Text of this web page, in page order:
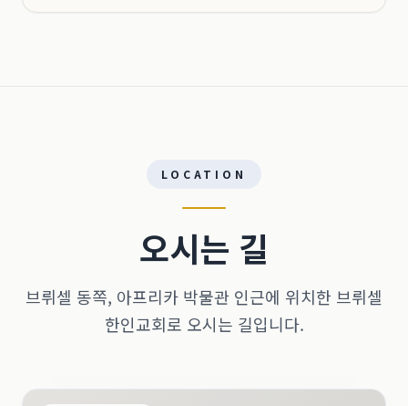
LOCATION
오시는 길
브뤼셀 동쪽, 아프리카 박물관 인근에 위치한 브뤼셀
한인교회로 오시는 길입니다.